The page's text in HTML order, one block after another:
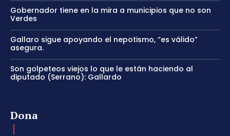
Gobernador tiene en la mira a municipios que no son
Verdes
Gallaro sigue apoyando el nepotismo, “es válido”
asegura.
Son golpeteos viejos lo que le están haciendo al
diputado (Serrano): Gallardo
Dona